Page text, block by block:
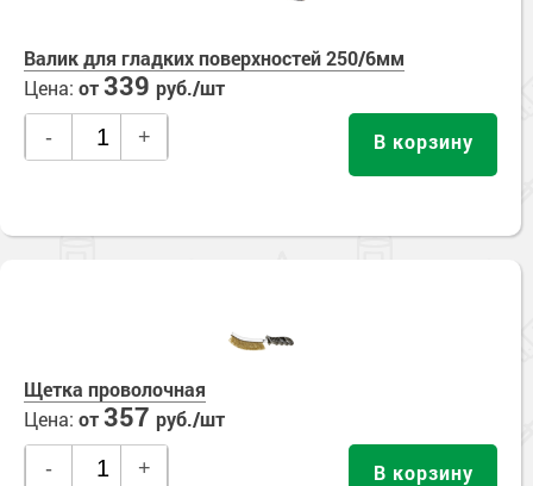
Валик для гладких поверхностей 250/6мм
Цена: от339 руб./шт
- + В корзину
Щетка проволочная
Цена: от357 руб./шт
- + В корзину